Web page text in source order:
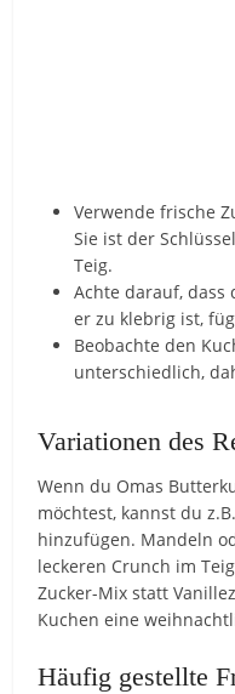
Verwende frische
Sie ist der
Teig.
Achte darauf, dass
er zu klebrig ist,
Beobachte den
unterschiedlich,
Variationen des
Wenn du Omas
möchtest, kannst du
hinzufügen. Mandeln
leckeren Crunch im
Zucker-Mix statt
Kuchen eine
Häufig gestellte